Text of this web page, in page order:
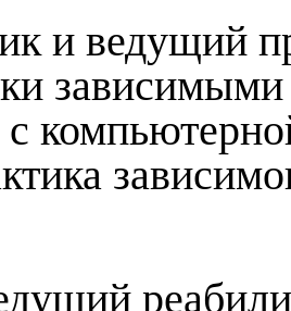
и ведущий
с